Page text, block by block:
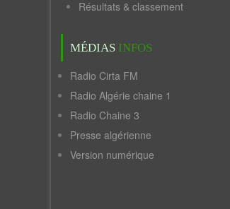
Résultats & classement
MÉDIAS INFOS
Radio Cirta FM
Radio Algérie chaine 1
Radio Chaine 3
Presse algérienne
Version numérique